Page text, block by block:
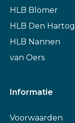
HLB Blömer
HLB Den Hartog
HLB Nannen
van Oers
Informatie
Voorwaarden